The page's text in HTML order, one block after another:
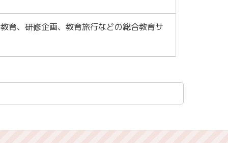
育、研修企画、教育旅行などの総合教育サ